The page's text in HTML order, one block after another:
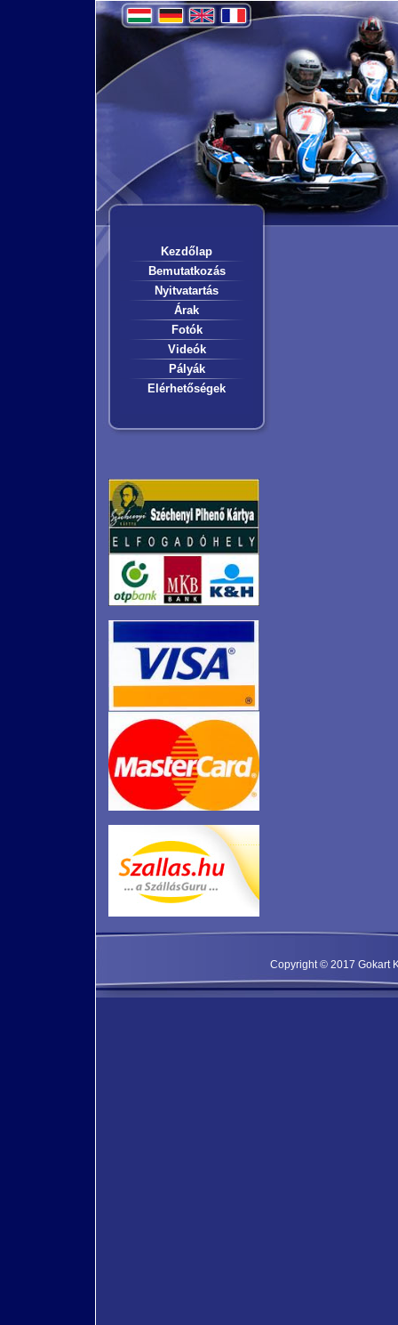
Kezdőlap
Bemutatkozás
Nyitvatartás
Árak
Fotók
Videók
Pályák
Elérhetőségek
Copyright © 2017 Gokart